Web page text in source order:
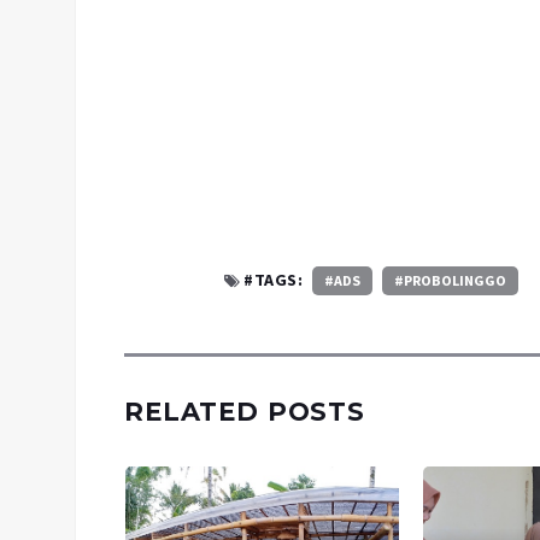
#TAGS: #ADS #PROBOLINGGO
RELATED POSTS